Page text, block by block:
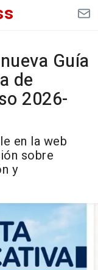
Guía
de
2026-
en la web
sobre
y